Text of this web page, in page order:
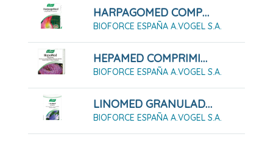
HARPAGOMED COMPRIMIDOS RECUBIERTOS , 60 COMPRIMIDOS
BIOFORCE ESPAÑA A.VOGEL S.A.
HEPAMED COMPRIMIDOS, 60 COMPRIMIDOS
BIOFORCE ESPAÑA A.VOGEL S.A.
LINOMED GRANULADO 300G
BIOFORCE ESPAÑA A.VOGEL S.A.